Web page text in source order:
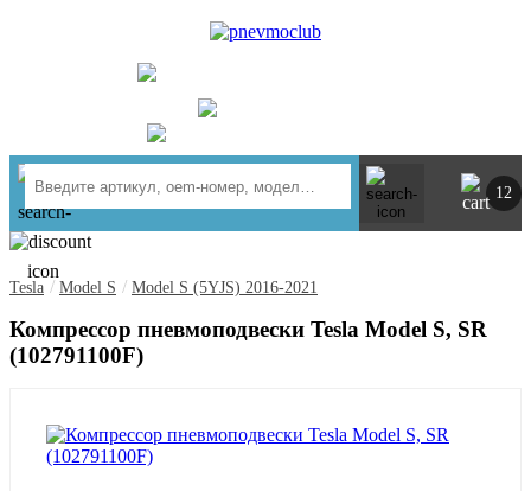
12
Tesla / Model S / Model S (5YJS) 2016-2021
Компрессор пневмоподвески Tesla Model S, SR
(102791100F)